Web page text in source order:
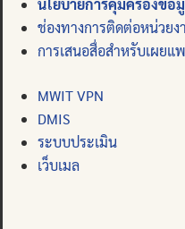
นโยบายการคุ้มครองข้อ
ช่องทางการติดต่อหน่วยง
การเสนอสื่อสำหรับเผยแ
MWIT VPN
DMIS
ระบบประเมิน
เว็บเมล